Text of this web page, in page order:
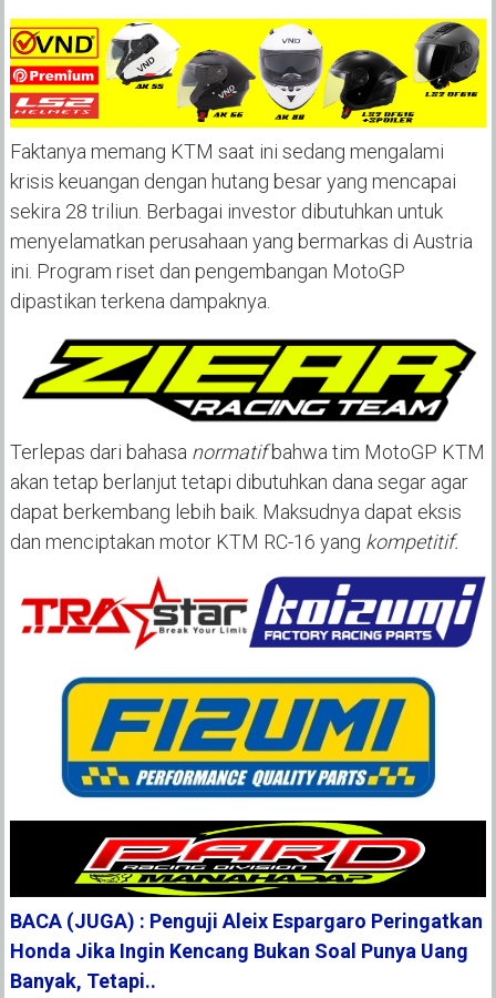
Faktanya memang KTM saat ini sedang mengalami
krisis keuangan dengan hutang besar yang mencapai
sekira 28 triliun. Berbagai investor dibutuhkan untuk
menyelamatkan perusahaan yang bermarkas di Austria
ini. Program riset dan pengembangan MotoGP
dipastikan terkena dampaknya.
Terlepas dari bahasa normatifbahwa tim MotoGP KTM
akan tetap berlanjut tetapi dibutuhkan dana segar agar
dapat berkembang lebih baik. Maksudnya dapat eksis
dan menciptakan motor KTM RC-16 yang kompetitif.
BACA (JUGA) : Penguji Aleix Espargaro Peringatkan
Honda Jika Ingin Kencang Bukan Soal Punya Uang
Banyak, Tetapi..